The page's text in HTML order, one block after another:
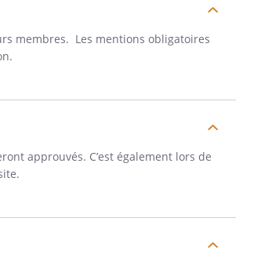
membres. Les mentions obligatoires
approuvés. C’est également lors de